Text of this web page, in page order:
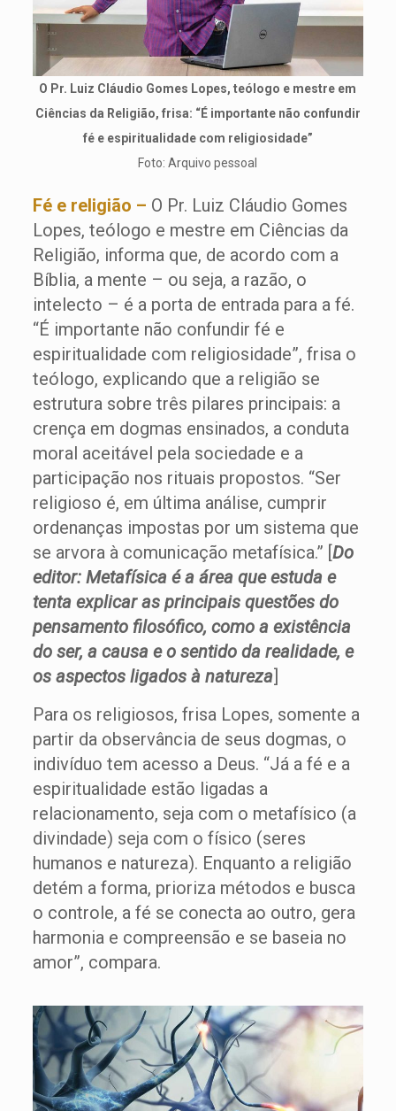
O Pr. Luiz Cláudio Gomes Lopes, teólogo e mestre em
Ciências da Religião, frisa: “É importante não confundir
fé e espiritualidade com religiosidade”
Foto: Arquivo pessoal
Fé e religião – O Pr. Luiz Cláudio Gomes
Lopes, teólogo e mestre em Ciências da
Religião, informa que, de acordo com a
Bíblia, a mente – ou seja, a razão, o
intelecto – é a porta de entrada para a fé.
“É importante não confundir fé e
espiritualidade com religiosidade”, frisa o
teólogo, explicando que a religião se
estrutura sobre três pilares principais: a
crença em dogmas ensinados, a conduta
moral aceitável pela sociedade e a
participação nos rituais propostos. “Ser
religioso é, em última análise, cumprir
ordenanças impostas por um sistema que
se arvora à comunicação metafísica.” [Do
editor: Metafísica é a área que estuda e
tenta explicar as principais questões do
pensamento filosófico, como a existência
do ser, a causa e o sentido da realidade, e
os aspectos ligados à natureza]
Para os religiosos, frisa Lopes, somente a
partir da observância de seus dogmas, o
indivíduo tem acesso a Deus. “Já a fé e a
espiritualidade estão ligadas a
relacionamento, seja com o metafísico (a
divindade) seja com o físico (seres
humanos e natureza). Enquanto a religião
detém a forma, prioriza métodos e busca
o controle, a fé se conecta ao outro, gera
harmonia e compreensão e se baseia no
amor”, compara.